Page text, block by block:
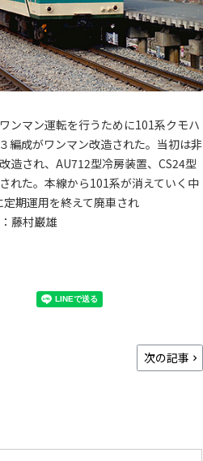
ンマン運転を行うために101系クモハ
編成がワンマン改造された。当初は非
造され、AU712型冷房装置、CS24型
れた。本線から101系が消えていく中
期運用を終えて廃車され
藤村巌雄
次の記事